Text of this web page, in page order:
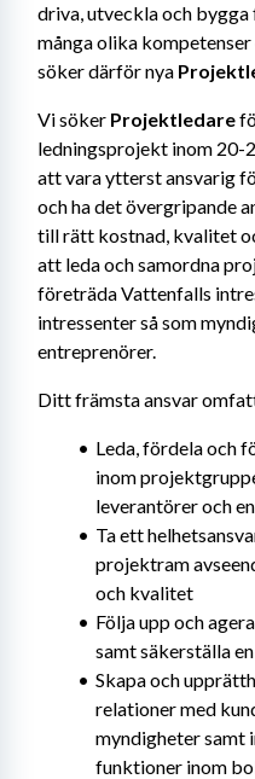
driva, utveckla och
många olika
söker därför nya
Vi söker Projektledare
ledningsprojekt inom 20-
att vara ytterst ansvarig
och ha det övergripande
till rätt kostnad, kvalitet
att leda och samordna
företräda Vattenfalls
intressenter så som
entreprenörer.
Ditt främsta ansvar
Leda, fördela och
inom
leverantörer och
Ta ett
projektram
och kvalitet
Följa upp och
samt säkerställa
Skapa och
relationer med
myndigheter samt
funktioner inom